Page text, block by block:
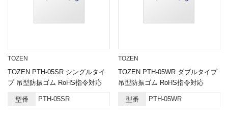
TOZEN
TOZEN PTH-05SR シングルタイ
プ 吊型防振ゴム RoHS指令対応
型番 PTH-05SR
TOZEN
TOZEN PTH-05WR ダブルタイプ
吊型防振ゴム RoHS指令対応
型番 PTH-05WR